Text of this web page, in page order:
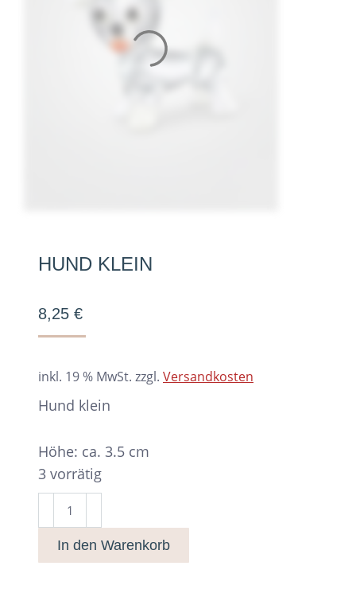
HUND KLEIN
8,25 €
inkl. 19 % MwSt. zzgl. Versandkosten
Hund klein
Höhe: ca. 3.5 cm
3 vorrätig
Hund
klein
Menge
In den Warenkorb